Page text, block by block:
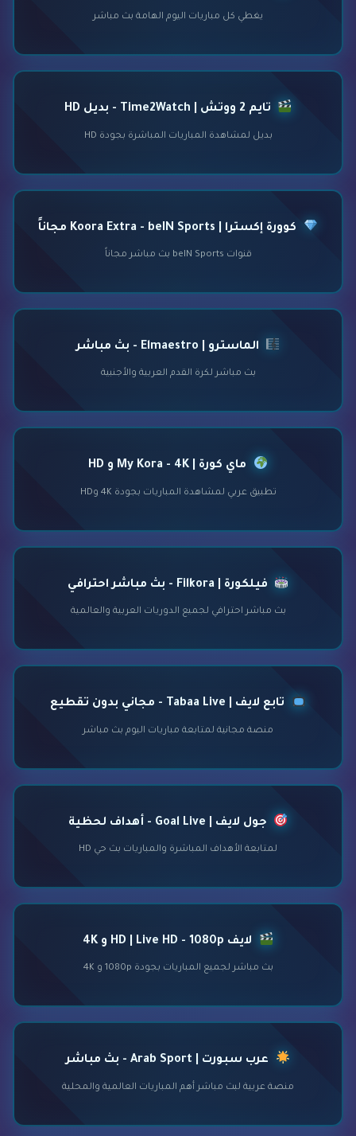
يغطي كل مباريات اليوم الهامة بث مباشر
تايم 2 ووتش | Time2Watch - بديل HD
بديل لمشاهدة المباريات المباشرة بجودة HD
كوورة إكسترا | Koora Extra - beIN Sports مجاناً
قنوات beIN Sports بث مباشر مجاناً
الماسترو | Elmaestro - بث مباشر
بث مباشر لكرة القدم العربية والأجنبية
ماي كورة | My Kora - 4K و HD
تطبيق عربي لمشاهدة المباريات بجودة 4K وHD
فيلكورة | Filkora - بث مباشر احترافي
بث مباشر احترافي لجميع الدوريات العربية والعالمية
تابع لايف | Tabaa Live - مجاني بدون تقطيع
منصة مجانية لمتابعة مباريات اليوم بث مباشر
جول لايف | Goal Live - أهداف لحظية
لمتابعة الأهداف المباشرة والمباريات بث حي HD
لايف HD | Live HD - 1080p و 4K
بث مباشر لجميع المباريات بجودة 1080p و 4K
عرب سبورت | Arab Sport - بث مباشر
منصة عربية لبث مباشر أهم المباريات العالمية والمحلية